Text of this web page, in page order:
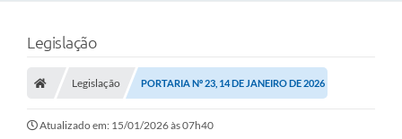
Legislação
Legislação PORTARIA Nº 23, 14 DE JANEIRO DE 2026
Atualizado em: 15/01/2026 às 07h40